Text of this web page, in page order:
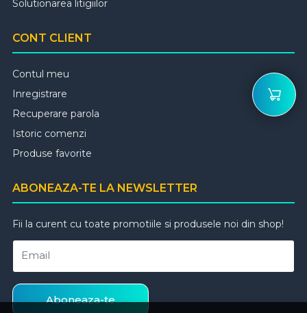
Solutionarea litigiilor
CONT CLIENT
Contul meu
Inregistrare
Recuperare parola
Istoric comenzi
Produse favorite
ABONEAZA-TE LA NEWSLETTER
Fii la curent cu toate promotiile si produsele noi din shop!
Email
Aboneaza-te